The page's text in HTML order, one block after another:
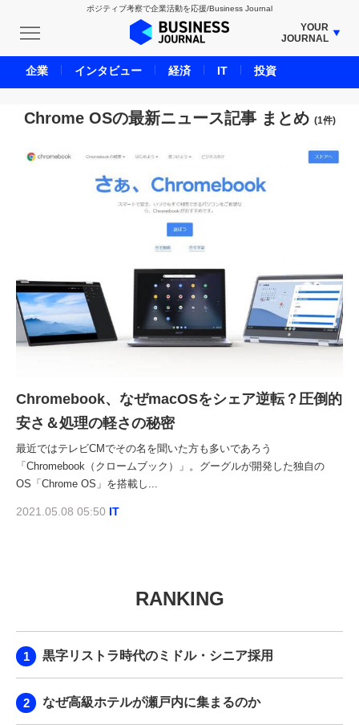
ポジティブ考察で企業活動を応援/Business Journal
YOUR
JOURNAL
BUSINESS JOURNAL
UNICORN JOURNAL
CARBON CREDITS JOURNAL
ENERGY MANAGEMENT JOURNAL
INBOUND JOURNAL
LIFE ENDING JOURNAL
AI JOURNAL
SMART MARKETING JOURNAL
BPaaS JOURNAL
ADOPTABLE DOG JOURNAL
Chrome OSの最新ニュース記事 まとめ (1件)
Chromebook、なぜmacOSをシェア逆転？圧倒的
安さ＆処理の軽さの秘密
最近ではテレビCMでその名を聞いた方も多いであろう
「Chromebook（クロームブック）」。グーグルが開発した独自の
OS「Chrome OS」を搭載し...
2021.05.08 05:50 IT
RANKING
黒字リストラ時代のミドル・シニア採用
なぜ高級ホテルが瀬戸内に集まるのか
企業 インタビュー 経済 IT 投資